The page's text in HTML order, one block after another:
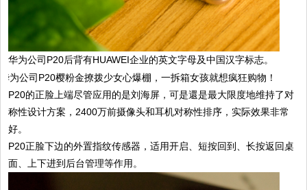
华为公司P20后背有HUAWEI企业的英文字母及中国汉字标志。
P20的正脸上端尽管应用的是刘海屏，可是還是最大限度地维持了对
称性设计方案，2400万前摄像头和耳机对称性排序，实际效果非常
好。
P20正脸下边的外置指纹传感器，适用开启、短按回到、长按返回桌
面、上下进到后台管理等作用。